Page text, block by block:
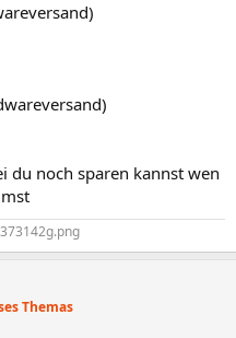
du noch sparen kannst wen
Themas